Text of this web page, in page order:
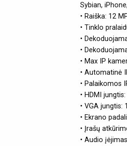
Sybian,
• Raiška: 12
• Tinklo
•
•
• Max IP
• Automatinė
• Palaikomos
• HDMI
• VGA jungtis:
• Ekrano
• Įrašų
• Audio